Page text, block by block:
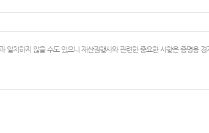
일치하지 않을 수도 있으니 재산권행사와 관련한 중요한 사항은 증명용